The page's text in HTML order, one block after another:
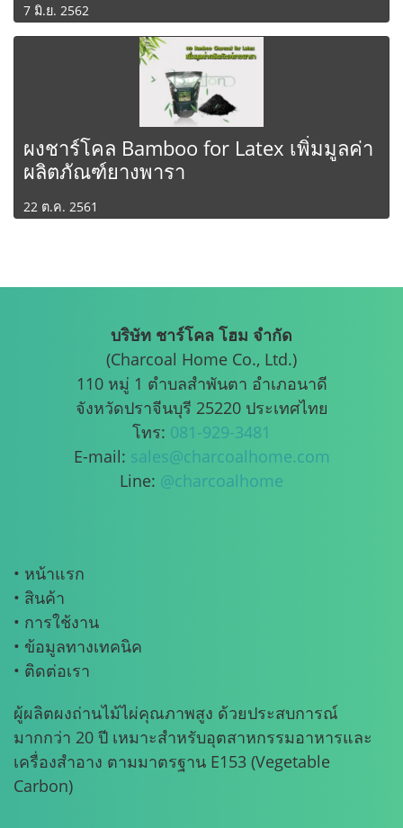
7 มิ.ย. 2562
ผงชาร์โคล Bamboo for Latex เพิ่มมูลค่า
ผลิตภัณฑ์ยางพารา
22 ต.ค. 2561
บริษัท ชาร์โคล โฮม จำกัด
(Charcoal Home Co., Ltd.)
110 หมู่ 1 ตำบลสำพันตา อำเภอนาดี
จังหวัดปราจีนบุรี 25220 ประเทศไทย
โทร: 081-929-3481
E-mail: sales@charcoalhome.com
Line: @charcoalhome
• หน้าแรก
• สินค้า
• การใช้งาน
• ข้อมูลทางเทคนิค
• ติดต่อเรา
ผู้ผลิตผงถ่านไม้ไผ่คุณภาพสูง ด้วยประสบการณ์
มากกว่า 20 ปี เหมาะสำหรับอุตสาหกรรมอาหารและ
เครื่องสำอาง ตามมาตรฐาน E153 (Vegetable
Carbon)